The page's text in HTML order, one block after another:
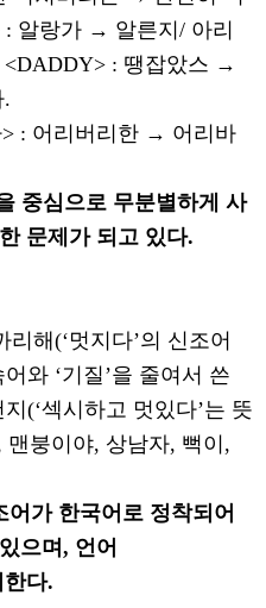
: 알랑가 → 알른지 / 아리
<DADDY> : 땡잡았스 →
.
> : 어리버리한 → 어리바
중심으로 무분별하게 사
문제가 되고 있다.
리해 (‘멋지다’의 신조어
어와 ‘기질’을 줄여서 쓴
(‘섹시하고 멋있다’는 뜻
맨붕이야, 상남자, 뻑이 ,
가 한국어로 정착되어
으며 , 언어
한다.